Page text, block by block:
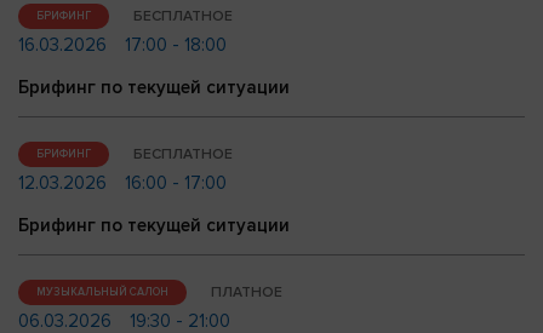
БРИФИНГ БЕСПЛАТНОЕ
16.03.2026
17:00 - 18:00
Брифинг по текущей ситуации
БРИФИНГ БЕСПЛАТНОЕ
12.03.2026
16:00 - 17:00
Брифинг по текущей ситуации
МУЗЫКАЛЬНЫЙ САЛОН ПЛАТНОЕ
06.03.2026
19:30 - 21:00